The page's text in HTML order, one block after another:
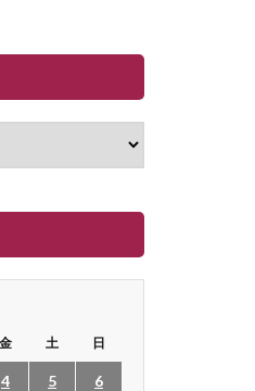
金 土 日
4 5 6